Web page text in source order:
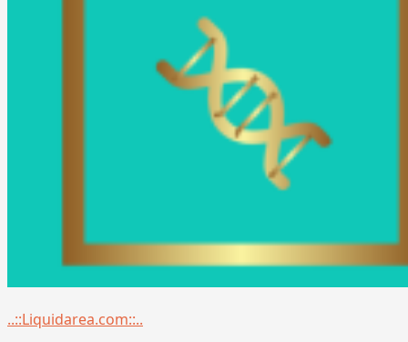
Menu
..::Liquidarea.com::..